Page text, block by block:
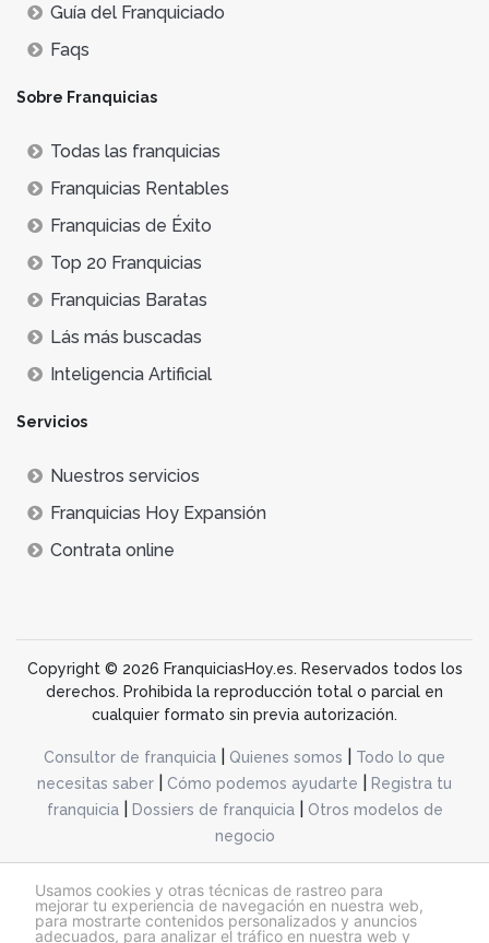
Usamos cookies y otras técnicas de rastreo para
mejorar tu experiencia de navegación en nuestra web,
para mostrarte contenidos personalizados y anuncios
adecuados, para analizar el tráfico en nuestra web y
Guía del Franquiciado
Faqs
Sobre Franquicias
Todas las franquicias
Franquicias Rentables
Franquicias de Éxito
Top 20 Franquicias
Franquicias Baratas
Lás más buscadas
Inteligencia Artificial
Servicios
Nuestros servicios
Franquicias Hoy Expansión
Contrata online
Copyright © 2026 FranquiciasHoy.es. Reservados todos los
derechos. Prohibida la reproducción total o parcial en
cualquier formato sin previa autorización.
Consultor de franquicia Quienes somos
Todo lo que
necesitas saber
Cómo podemos ayudarte
Registra tu
franquicia| Dossiers de franquicia|
Otros modelos de
negocio
@franquiciashoy.es |Aviso legal| Política de cookies|Política de privacidad